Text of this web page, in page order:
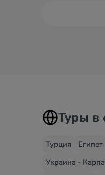
Туры в
Турция Египет
Украина -